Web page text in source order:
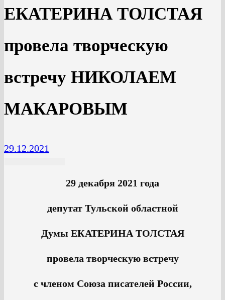
ЕКАТЕРИНА ТОЛСТАЯ
провела творческую
встречу НИКОЛАЕМ
МАКАРОВЫМ
29.12.2021
29 декабря 2021 года
депутат Тульской областной
Думы ЕКАТЕРИНА ТОЛСТАЯ
провела творческую встречу
с членом Союза писателей России,